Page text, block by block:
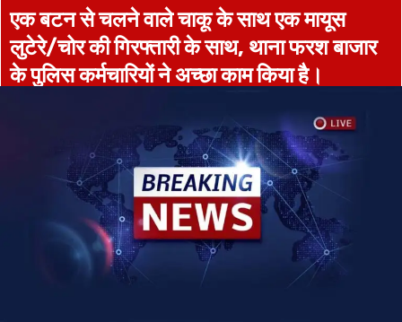
एक बटन से चलने वाले चाकू के साथ एक मायूस
लुटेरे/चोर की गिरफ्तारी के साथ, थाना फरश बाजार
के पुलिस कर्मचारियों ने अच्छा काम किया है।